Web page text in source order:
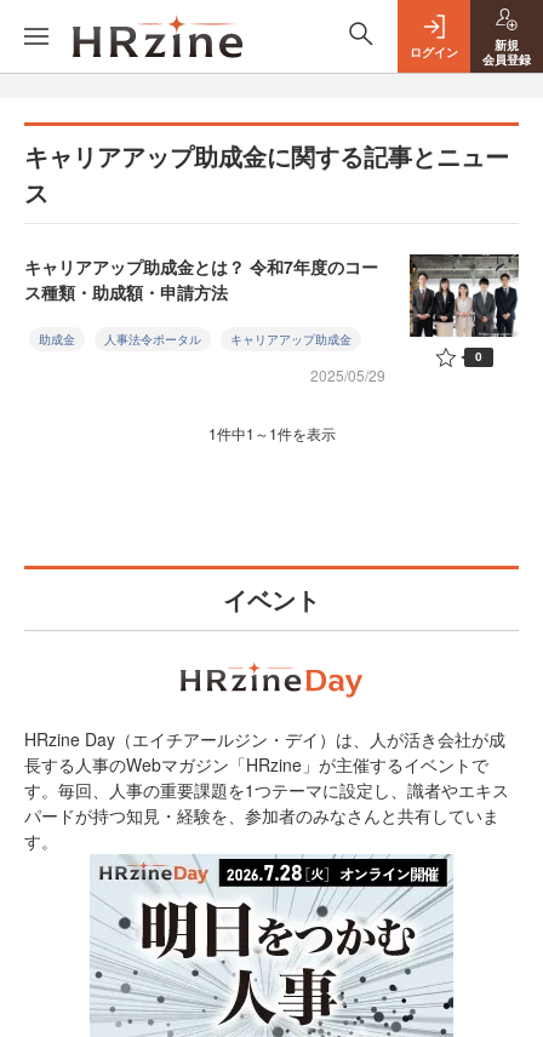
ログイン
新規
会員登録
キャリアアップ助成金に関する記事とニュー
ス
キャリアアップ助成金とは？ 令和7年度のコー
ス種類・助成額・申請方法
助成金 人事法令ポータル キャリアアップ助成金
2025/05/29
0
1件中1～1件を表示
イベント
HRzine Day（エイチアールジン・デイ）は、人が活き会社が成
長する人事のWebマガジン「HRzine」が主催するイベントで
す。毎回、人事の重要課題を1つテーマに設定し、識者やエキス
パードが持つ知見・経験を、参加者のみなさんと共有していま
す。